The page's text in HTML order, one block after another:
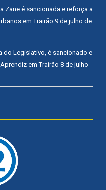
Zane é sancionada e reforça a
em Trairão 9 de julho de
do Legislativo, é sancionado e
em Trairão 8 de julho